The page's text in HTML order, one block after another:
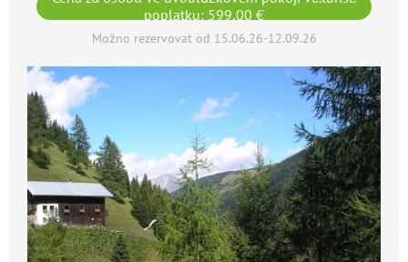
poplatku: 599,00 €
Možno rezervovat od 15.06.26-12.09.26